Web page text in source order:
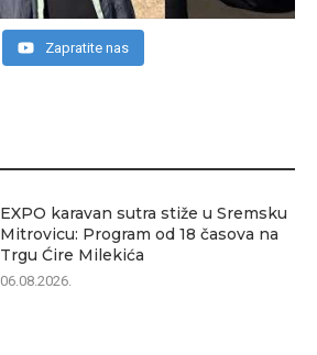
EXPO karavan sutra stiže u Sremsku
Mitrovicu: Program od 18 časova na
Trgu Ćire Milekića
06.08.2026.
Zapratite nas